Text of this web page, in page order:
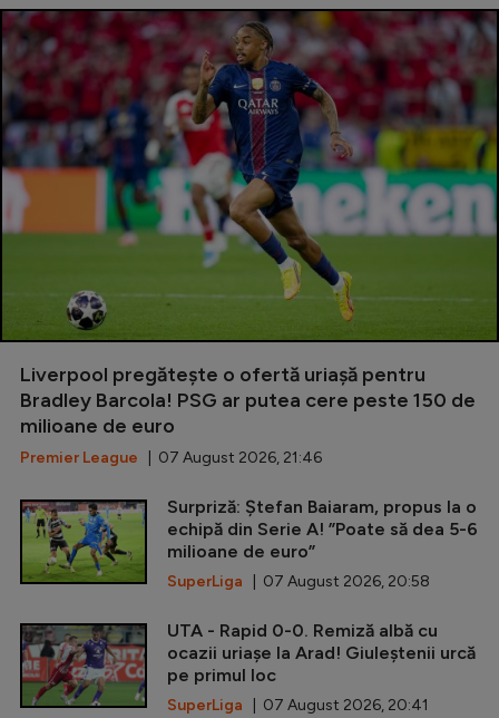
Liverpool pregătește o ofertă uriașă pentru
Bradley Barcola! PSG ar putea cere peste 150 de
milioane de euro
Premier League | 07 August 2026, 21:46
Surpriză: Ștefan Baiaram, propus la o
echipă din Serie A! ”Poate să dea 5-6
milioane de euro”
SuperLiga | 07 August 2026, 20:58
UTA - Rapid 0-0. Remiză albă cu
ocazii uriașe la Arad! Giuleștenii urcă
pe primul loc
SuperLiga | 07 August 2026, 20:41